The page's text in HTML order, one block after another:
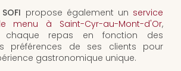
propose également un service
menu à Saint-Cyr-au-Mont-d'Or,
chaque repas en fonction des
préférences de ses clients pour
gastronomique unique.